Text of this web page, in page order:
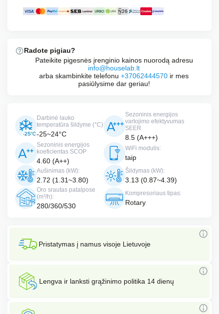
€1,079.00.
Radote pigiau?
Pateikite pigesnės įrenginio kainos nuorodą adresu
info@houselab.lt
arba skambinkite telefonu +37062444570 ir mes
pasiūlysime dar geriau!
Darbinė lauko
temperatūra šildyme (°C)
-25~24°C
Sezoninis energijos
vartojimo efektyvumas
SEER
8.5 (A+++)
Sezoninis energijos
koeficientas SCOP
4.60 (A++)
WiFi modulis:
taip
Aušinimas (kW):
2.72 (1.31~3.80)
Šildymas (kW):
3.13 (0.87~4.39)
Oro srautas patalpose
(m³/h):
280/360/530
Kompresoriaus tipas:
Rotary
Pristatymas į namus visoje Lietuvoje
Lengva ir lanksti grąžinimo politika 14 dienų